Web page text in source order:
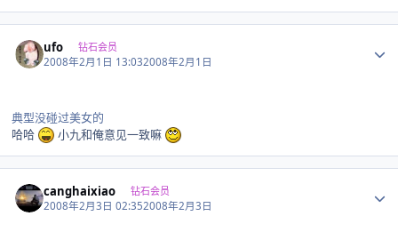
ufo 钻石会员
2008年2月1日 13:032008年2月1日
典型没碰过美女的
哈哈
小九和俺意见一致嘛
canghaixiao 钻石会员
2008年2月3日 02:352008年2月3日